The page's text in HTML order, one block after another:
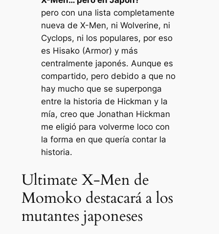
pero con una lista completamente
nueva de X-Men, ni Wolverine, ni
Cyclops, ni los populares, por eso
es Hisako (Armor) y más
centralmente japonés. Aunque es
compartido, pero debido a que no
hay mucho que se superponga
entre la historia de Hickman y la
mía, creo que Jonathan Hickman
me eligió para volverme loco con
la forma en que quería contar la
historia.
Ultimate X-Men de
Momoko destacará a los
mutantes japoneses